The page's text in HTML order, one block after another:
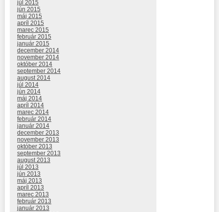
júl 2015
jún 2015
máj 2015
apríl 2015
marec 2015
február 2015
január 2015
december 2014
november 2014
október 2014
september 2014
august 2014
júl 2014
jún 2014
máj 2014
apríl 2014
marec 2014
február 2014
január 2014
december 2013
november 2013
október 2013
september 2013
august 2013
júl 2013
jún 2013
máj 2013
apríl 2013
marec 2013
február 2013
január 2013